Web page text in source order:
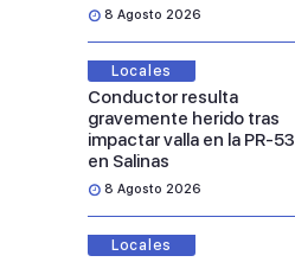
8 Agosto 2026
Locales
Conductor resulta
gravemente herido tras
impactar valla en la PR-53
en Salinas
8 Agosto 2026
Locales